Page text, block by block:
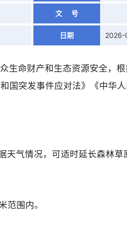
文 号
日期 2026-
生命财产和生态资源安全，
国突发事件应对法》《中华
气情况，可适时延长森林草
范围内。